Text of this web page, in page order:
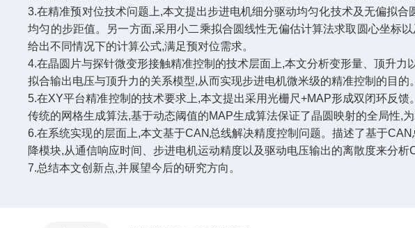
3.在精准预对位技术问题上,本文提出步进电机细分驱动均匀化技术及无偏拟
均匀的步距值。另一方面,采用小二乘拟合圆线性无偏估计算法求取圆心坐标
给出不同情况下的计算公式,满足预对位需求。
4.在晶圆片与探针微变形接触精准控制的技术层面上,本文分析变形量、顶升
拟合输出电压与顶升力的关系模型,从而实现步进电机微米级的精准控制的目
5.在XY平台精准控制的技术要求上,本文提出采用光栅尺+MAP形成双闭环反
传统的网格生成算法,基于动态阈值的MAP生成算法保证了晶圆映射的全局性,
6.在系统实现的层面上,本文基于CAN总线解决精度控制问题。描述了基于
降模块,从通信响应时间、步进电机运动精度以及驱动电压输出的离散度来分析
7.总结本文创新点,并展望今后的研究方向。